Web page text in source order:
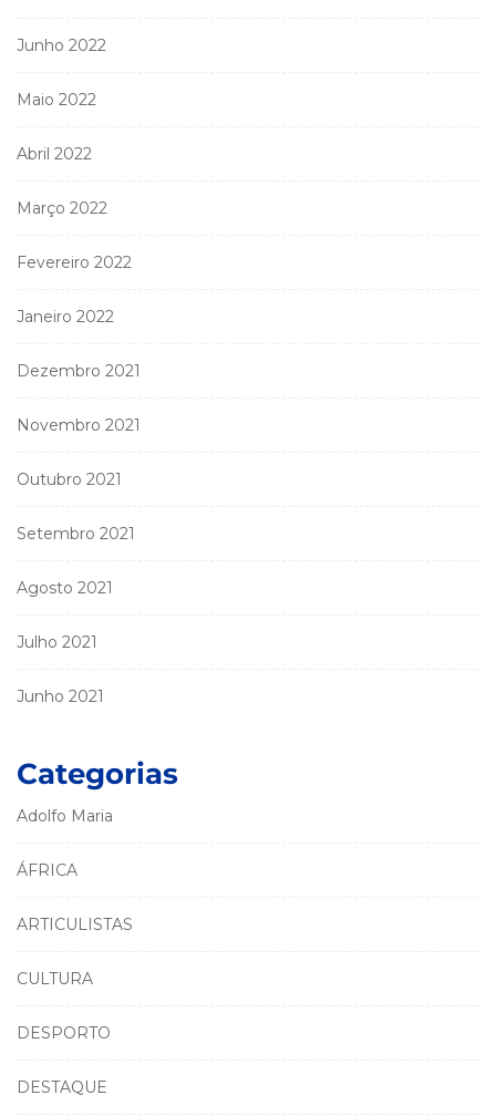
Junho 2022
Maio 2022
Abril 2022
Março 2022
Fevereiro 2022
Janeiro 2022
Dezembro 2021
Novembro 2021
Outubro 2021
Setembro 2021
Agosto 2021
Julho 2021
Junho 2021
Categorias
Adolfo Maria
ÁFRICA
ARTICULISTAS
CULTURA
DESPORTO
DESTAQUE